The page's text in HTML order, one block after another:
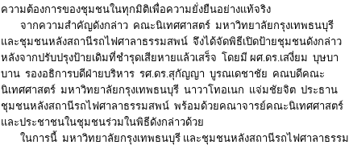
ความต้องการของชุมชนในทุกมิติเพื่อความยั่งยืนอย่างแท้จริง
จากความสำคัญดังกล่าว คณะนิเทศศาสตร์ มหาวิทยาลัยกรุงเทพธนบุรี
และชุมชนหลังสถานีรถไฟศาลาธรรมสพน์ จึงได้จัดพิธีเปิดป้ายชุมชนดังกล่าว
หลังจากปรับปรุงป้ายเดิมที่ชำรุดเสียหายแล้วเสร็จ โดยมี ผศ.ดร.เสงี่ยม บุษบา
บาน รองอธิการบดีฝ่ายบริหาร รศ.ดร.สุกัญญา บูรณเดชาชัย คณบดีคณะ
นิเทศศาสตร์ มหาวิทยาลัยกรุงเทพธนบุรี นาวาโทอเนก แจ่มชัยจิต ประธาน
ชุมชนหลังสถานีรถไฟศาลาธรรมสพน์ พร้อมด้วยคณาจารย์คณะนิเทศศาสตร์
และประชาชนในชุมชนร่วมในพิธีดังกล่าวด้วย
ในการนี้ มหาวิทยาลัยกรุงเทพธนบุรี และชุมชนหลังสถานีรถไฟศาลาธรรม